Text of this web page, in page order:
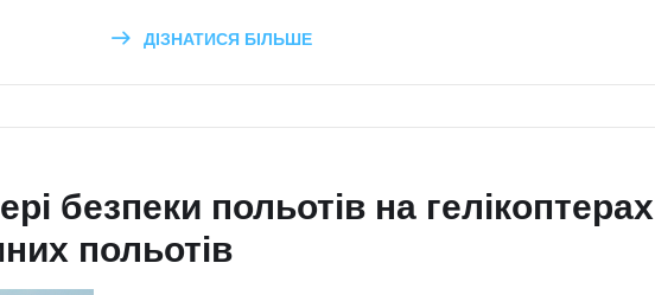
ДІЗНАТИСЯ БІЛЬШЕ
безпеки польотів на
польотів